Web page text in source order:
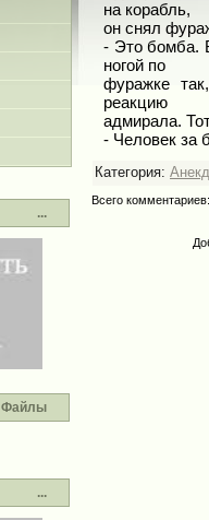
...
Файлы
...
на корабль,
он снял
- Это бомба.
ногой по
фуражке
реакцию
адмирала.
- Человек за
Категория:
Всего комментариев